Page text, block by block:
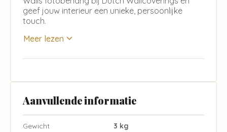
geef jouw interieur een unieke, persoonlijke
touch.
Meer lezen
Aanvullende informatie
Gewicht 3 kg